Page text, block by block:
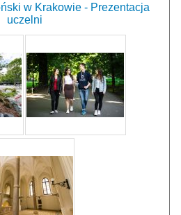
w Krakowie - Prezentacja
uczelni